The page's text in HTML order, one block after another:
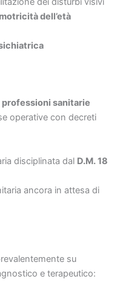
dell’età
professioni sanitarie
operative con decreti
disciplinata dal D.M. 18
ancora in attesa di
su
e terapeutico: